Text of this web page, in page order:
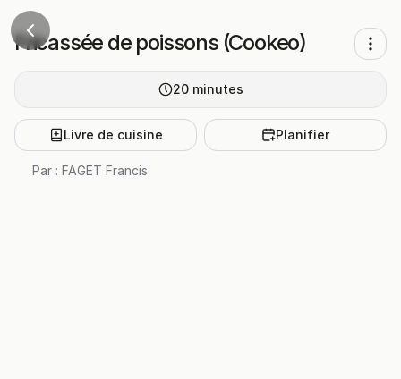
Fricassée de poissons (Cookeo)
20 minutes
Livre de cuisine Planifier
Par : FAGET Francis